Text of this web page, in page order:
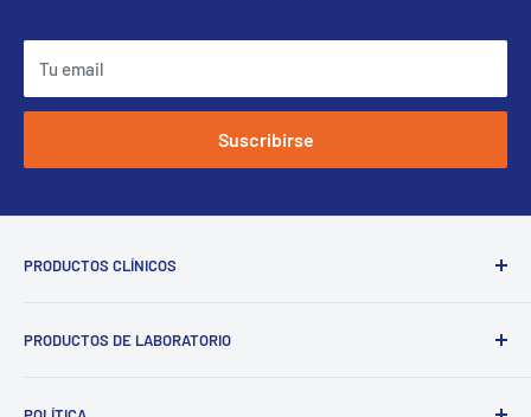
Tu email
Suscribirse
PRODUCTOS CLÍNICOS
Materiales de restauración
PRODUCTOS DE LABORATORIO